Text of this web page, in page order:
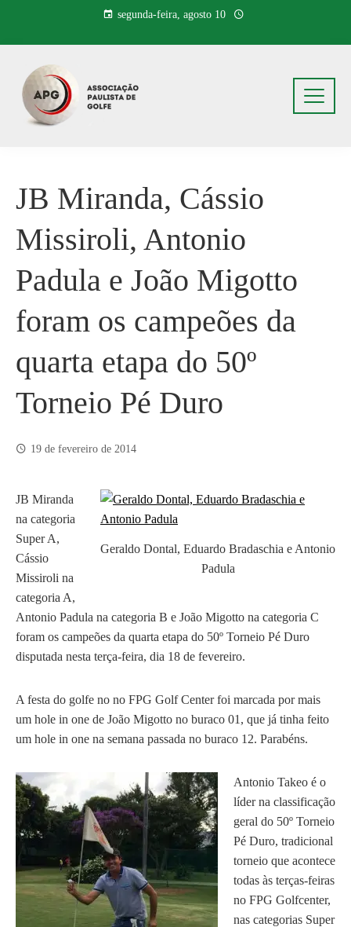
o
conteúdo
segunda-feira, agosto 10
JB Miranda, Cássio
Missiroli, Antonio
Padula e João Migotto
foram os campeões da
quarta etapa do 50º
Torneio Pé Duro
19 de fevereiro de 2014
Geraldo Dontal, Eduardo Bradaschia e Antonio
Padula
JB Miranda
na categoria
Super A,
Cássio
Missiroli na
categoria A,
Antonio Padula na categoria B e João Migotto na categoria C
foram os campeões da quarta etapa do 50º Torneio Pé Duro
disputada nesta terça-feira, dia 18 de fevereiro.
A festa do golfe no no FPG Golf Center foi marcada por mais
um hole in one de João Migotto no buraco 01, que já tinha feito
um hole in one na semana passada no buraco 12. Parabéns.
Antonio Takeo é o
líder na classificação
geral do 50º Torneio
Pé Duro, tradicional
torneio que acontece
todas às terças-feiras
no FPG Golfcenter,
nas categorias Super